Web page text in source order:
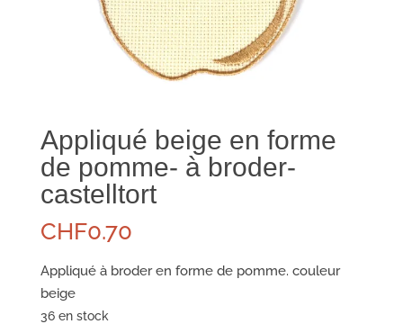
Appliqué beige en forme
de pomme- à broder-
castelltort
CHF0.70
Appliqué à broder en forme de pomme. couleur
beige
36 en stock